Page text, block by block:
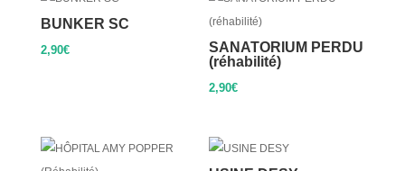
BUNKER SC
2,90€
SANATORIUM PERDU
(réhabilité)
2,90€